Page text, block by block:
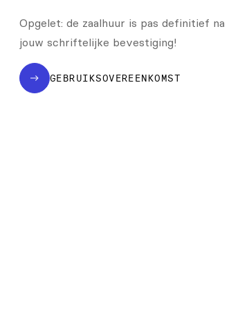
Opgelet: de zaalhuur is pas definitief na
jouw schriftelijke bevestiging!
GEBRUIKSOVEREENKOMST